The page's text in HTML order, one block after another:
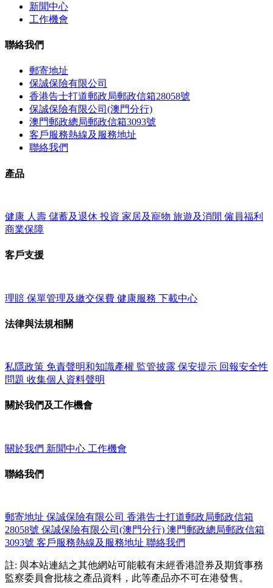
新聞中心
工作機會
聯絡我們
郵寄地址
保誠保險有限公司
香港告士打道郵政局郵政信箱28058號
保誠保險有限公司(澳門分行)
澳門郵政總局郵政信箱3093號
客戶服務熱線及服務地址
聯絡我們
產品
健康 人壽 儲蓄及退休 投資 家居及寵物 旅遊及消閒 僱員福利
商業保障
客戶支援
理賠 保單管理及繳交保費 健康服務 下載中心
法律與法規相關
私隱政策 免責聲明和知識產權 監管披露 保安提示 回報安全性
問題 收集個人資料聲明
關於我們及工作機會
關於我們 新聞中心 工作機會
聯絡我們
郵寄地址 保誠保險有限公司 香港告士打道郵政局郵政信箱
28058號 保誠保險有限公司(澳門分行) 澳門郵政總局郵政信箱
3093號 客戶服務熱線及服務地址 聯絡我們
註: 與本站連結之其他網站可能載有未經香港證券及期貨事務
監察委員會批核之產品資料，此等產品亦不可在港發售。